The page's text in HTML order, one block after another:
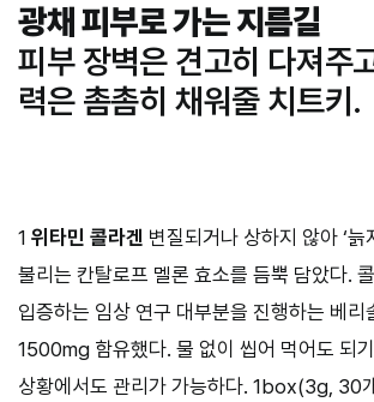
광채 피부로가는지름길
피부 장벽은 견고히 다져주
력은 촘촘히 채워줄 치트키.
1 위타민 콜라겐 변질되거나 상하지 않아 ‘늙
불리는 칸탈로프 멜론 효소를 듬뿍 담았다.
입증하는 임상 연구 대부분을 진행하는 베리
1500mg 함유했다. 물 없이 씹어 먹어도 되
상황에서도 관리가 가능하다. 1box(3g, 30